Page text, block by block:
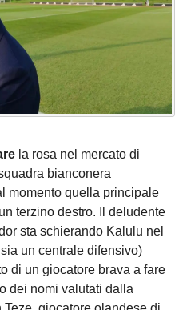
la rosa nel mercato di
bianconera
momento quella principale
terzino destro. Il deludente
sta schierando Kalulu nel
un centrale difensivo)
di un giocatore brava a fare
dei nomi valutati dalla